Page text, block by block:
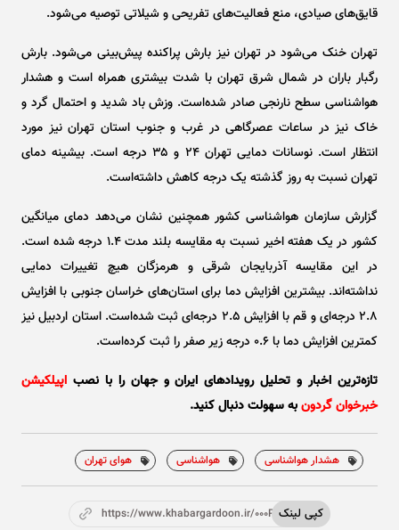
قایق‌های صیادی، منع فعالیت‌های تفریحی و شیلاتی توصیه می‌شود.
تهران خنک می‌شود در تهران نیز بارش پراکنده پیش‌بینی می‌شود. بارش
رگبار باران در شمال شرق تهران با شدت بیشتری همراه است و هشدار
هواشناسی سطح نارنجی صادر شده‌است. وزش باد شدید و احتمال گرد و
خاک نیز در ساعات عصرگاهی در غرب و جنوب استان تهران نیز مورد
انتظار است. نوسانات دمایی تهران ۲۴ و ۳۵ درجه است. بیشینه دمای
تهران نسبت به روز گذشته یک درجه کاهش داشته‌است.
گزارش سازمان هواشناسی کشور همچنین نشان می‌دهد دمای میانگین
کشور در یک هفته اخیر نسبت به مقایسه بلند مدت ۱.۴ درجه شده است.
در این مقایسه آذربایجان شرقی و هرمزگان هیچ تغییرات دمایی
نداشته‌اند. بیشترین افزایش دما برای استان‌های خراسان جنوبی با افزایش
۲.۸ درجه‌ای و قم با افزایش ۲.۵ درجه‌ای ثبت شده‌است. استان اردبیل نیز
کمترین افزایش دما با ۰.۶ درجه زیر صفر را ثبت کرده‌است.
تازه‌ترین اخبار و تحلیل‌ رویدادهای ایران و جهان را با نصب اپیلکیشن
خبرخوان گردونبه سهولت دنبال کنید.
هشدار هواشناسی هواشناسی هوای تهران
کپی لینکhttps://www.khabargardoon.ir/000P8g